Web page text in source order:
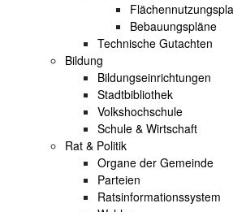
Bebauungspläne
Technische Gutachten
Bildung
Bildungseinrichtungen
Stadtbibliothek
Volkshochschule
Schule & Wirtschaft
Rat & Politik
Organe der Gemeinde
Parteien
Ratsinformationssystem